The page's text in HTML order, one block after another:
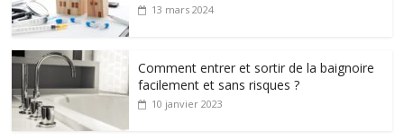
13 mars 2024
Comment entrer et sortir de la baignoire
facilement et sans risques ?
10 janvier 2023